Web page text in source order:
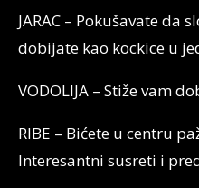
JARAC – Pokušavate da
dobijate kao kockice u
VODOLIJA – Stiže vam
RIBE – Bićete u centru
Interesantni susreti i